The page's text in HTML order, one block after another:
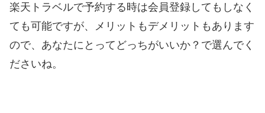
楽天トラベルで予約する時は会員登録してもしなく
ても可能ですが、メリットもデメリットもあります
ので、あなたにとってどっちがいいか？で選んでく
ださいね。